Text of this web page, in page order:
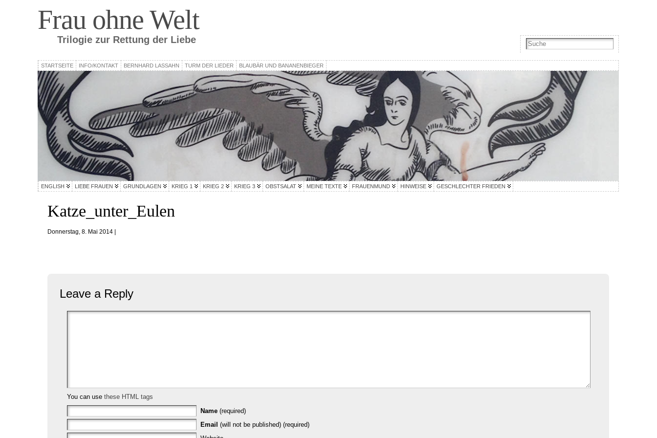
Frau ohne Welt
Trilogie zur Rettung der Liebe
STARTSEITE INFO/KONTAKT BERNHARD LASSAHN TURM DER LIEDER BLAUBÄR UND BANANENBIEGER
ENGLISH LIEBE FRAUEN GRUNDLAGEN KRIEG 1 KRIEG 2 KRIEG 3 OBSTSALAT MEINE TEXTE FRAUENMUND HINWEISE GESCHLECHTER FRIEDEN
Katze_unter_Eulen
Donnerstag, 8. Mai 2014 |
Leave a Reply
You can usethese HTML tags
Name(required)
Email (will not be published) (required)